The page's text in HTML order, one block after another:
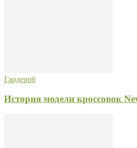
Гардероб
История модели кроссовок